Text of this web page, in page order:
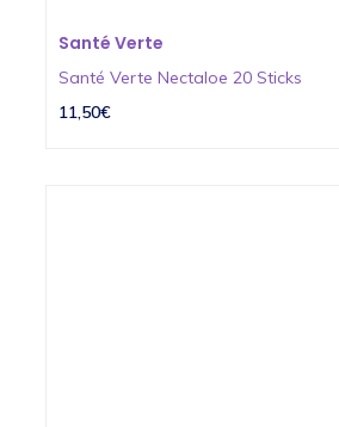
Santé Verte
Santé Verte Nectaloe 20 Sticks
11,50€